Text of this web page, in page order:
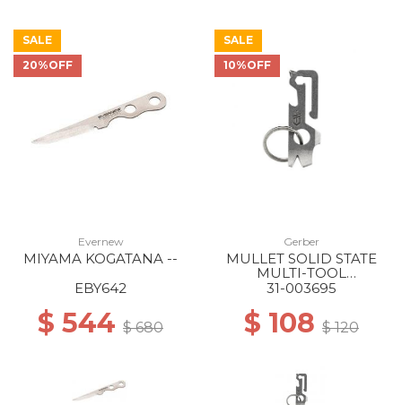
SALE
20%OFF
Evernew
MIYAMA KOGATANA --
EBY642
$ 544 $ 680
SALE
10%OFF
Gerber
MULLET SOLID STATE
MULTI-TOOL
STONEWASH
31-003695
$ 108 $ 120